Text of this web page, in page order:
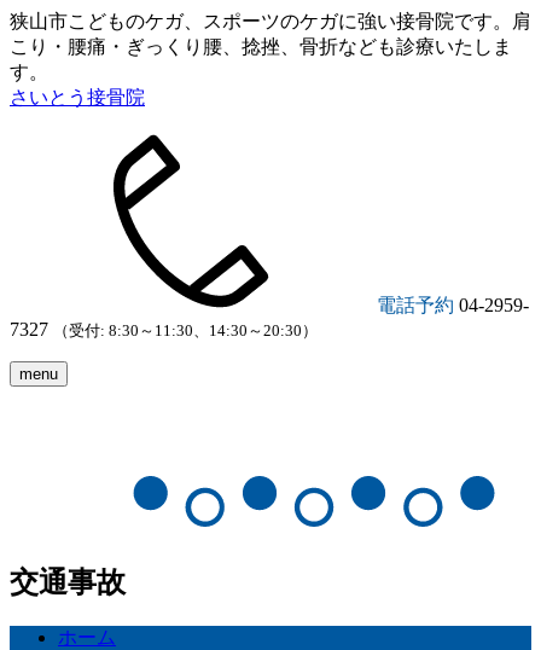
狭山市こどものケガ、スポーツのケガに強い接骨院です。肩
こり・腰痛・ぎっくり腰、捻挫、骨折なども診療いたしま
す。
さいとう接骨院
電話予約 04-2959-
7327
（受付: 8:30～11:30、14:30～20:30）
menu
交通事故
ホーム